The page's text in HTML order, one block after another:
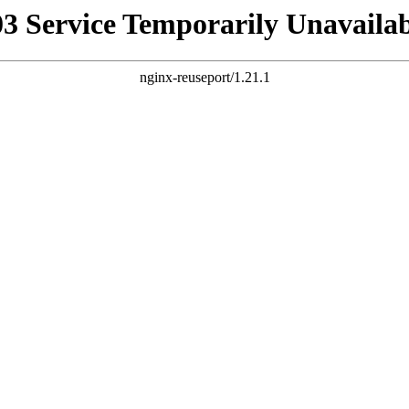
Service Temporarily
nginx-reuseport/1.21.1